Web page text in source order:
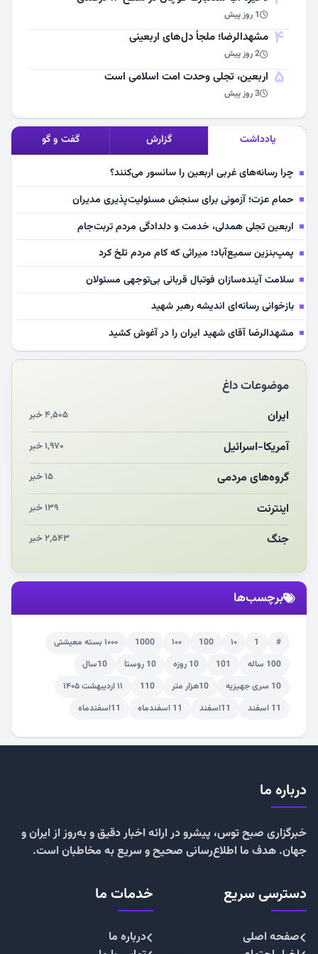
1 روز پیش
4 مشهد‌الرضا؛ ملجأ دل‌های اربعینی
2 روز پیش
5 اربعین، تجلی وحدت امت اسلامی است
3 روز پیش
یادداشت گزارش گفت و گو
چرا رسانه‌های غربی اربعین را سانسور می‌کنند؟
حمام عزت؛ آزمونی برای سنجش مسئولیت‌پذیری مدیران
اربعین تجلی همدلی، خدمت و دلدادگی مردم تربت‌جام
پمپ‌بنزین سمیع‌آباد؛ میراثی که کام مردم تلخ کرد
سلامت آینده‌سازان فوتبال قربانی بی‌توجهی مسئولان
بازخوانی رسانه‌ای اندیشه رهبر شهید
مشهدالرضا آقای شهید ایران را در آغوش کشید
مکن ای صبح طلوع
چرایی «استقبال از آقای ایران»
انقلاب مردمی و مردم انقلابی
مرگ خاموش زیست‌محیطی در منطقه تربت‌جام
چو‌ن‌وچرا در «علی‌الاصول» یا انتظار برای تحقق شروط
موضوعات داغ
ایران ۴,۵۰۵ خبر
آمریکا-اسرائیل ۱,۹۷۰ خبر
گروه‌های مردمی ۱۵ خبر
اینترنت ۱۳۹ خبر
جنگ ۲,۵۴۳ خبر
برچسب‌ها
#
1 ۱۰ 100 ۱۰۰ 1000
۱۰۰۰ بسته معیشتی
100 ساله
101 10 روزه 10 روستا
10سال
10 سری جهیزیه
10هزار متر 110
۱۱ اردیبهشت ۱۴۰۵
11 اسفند
11اسفند 11 اسفندماه 11اسفندماه
درباره ما
خبرگزاری صبح توس، پیشرو در ارائه اخبار دقیق و به‌روز از ایران و
جهان. هدف ما اطلاع‌رسانی صحیح و سریع به مخاطبان است.
دسترسی سریع
صفحه اصلی
خدمات ما
درباره ما